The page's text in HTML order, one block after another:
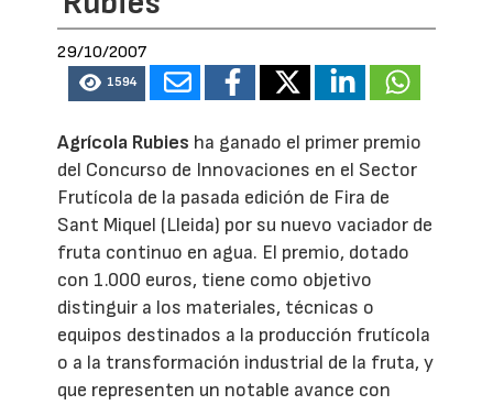
29/10/2007
1594
Agrícola Rubies ha ganado el primer premio
del Concurso de Innovaciones en el Sector
Frutícola de la pasada edición de Fira de
Sant Miquel (Lleida) por su nuevo vaciador de
fruta continuo en agua. El premio, dotado
con 1.000 euros, tiene como objetivo
distinguir a los materiales, técnicas o
equipos destinados a la producción frutícola
o a la transformación industrial de la fruta, y
que representen un notable avance con